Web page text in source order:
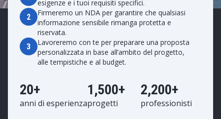
esigenze e i tuoi requisiti specifici.
2
Firmeremo un NDA per garantire che qualsiasi
informazione sensibile rimanga protetta e
riservata.
3
Lavoreremo con te per preparare una proposta
personalizzata in base all’ambito del progetto,
alle tempistiche e al budget.
20+
anni di esperienza
1,500+
progetti
2,200+
professionisti